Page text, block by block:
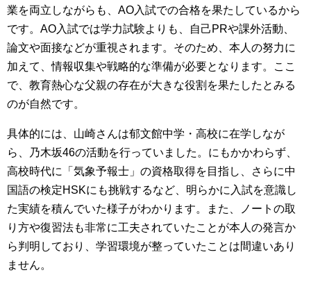
業を両立しながらも、AO入試での合格を果たしているから
です。AO入試では学力試験よりも、自己PRや課外活動、
論文や面接などが重視されます。そのため、本人の努力に
加えて、情報収集や戦略的な準備が必要となります。ここ
で、教育熱心な父親の存在が大きな役割を果たしたとみる
のが自然です。
具体的には、山崎さんは郁文館中学・高校に在学しなが
ら、乃木坂46の活動を行っていました。にもかかわらず、
高校時代に「気象予報士」の資格取得を目指し、さらに中
国語の検定HSKにも挑戦するなど、明らかに入試を意識し
た実績を積んでいた様子がわかります。また、ノートの取
り方や復習法も非常に工夫されていたことが本人の発言か
ら判明しており、学習環境が整っていたことは間違いあり
ません。